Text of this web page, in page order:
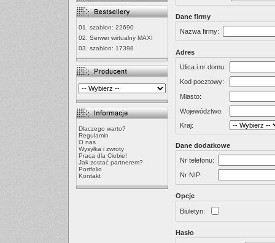
01. szablon: 22690
02. Serwer wirtualny MAXI
03. szablon: 17398
Dlaczego warto?
Regulamin
O nas
Wysyłka i zwroty
Praca dla Ciebie!
Jak zostać partnerem?
Portfolio
Kontakt
Dane firmy
Nazwa firmy:
Adres
Ulica i nr domu:
Kod pocztowy:
Miasto:
Województwo:
Kraj:
Dane dodatkowe
Nr telefonu:
Nr NIP:
Opcje
Biuletyn:
Hasło